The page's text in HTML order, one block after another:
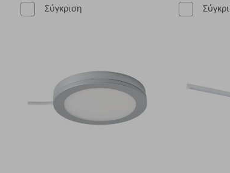
Σύγκριση